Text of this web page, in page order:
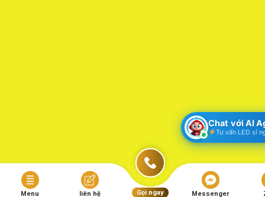
Chat với AI
Tư vấn LED sỉ
Menu liên hệ Gọi ngay Messenger